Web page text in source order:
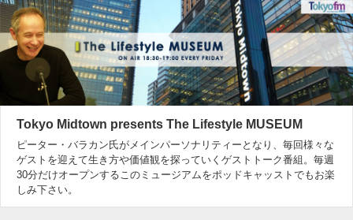
Tokyo Midtown presents The Lifestyle MUSEUM
ピーター・バラカン氏がメインパーソナリティーとなり、毎回様々な
ゲストを迎えて生き方や価値観を探っていくゲストトーク番組。毎週
30分だけオープンするこのミュージアムをポッドキャッストでもお楽
しみ下さい。